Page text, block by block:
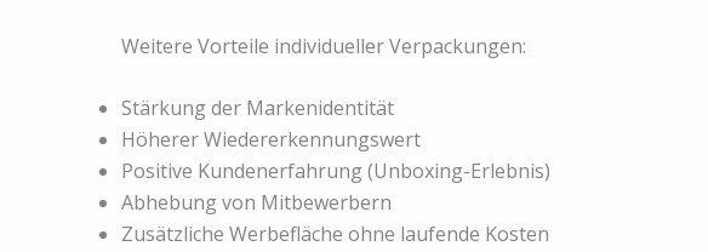
Weitere Vorteile individueller Verpackungen:
Stärkung der Markenidentität
Höherer Wiedererkennungswert
Positive Kundenerfahrung (Unboxing-Erlebnis)
Abhebung von Mitbewerbern
Zusätzliche Werbefläche ohne laufende Kosten